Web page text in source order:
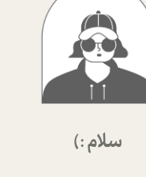
تقویم رومیزی
تقویم دیواری
سلام :)